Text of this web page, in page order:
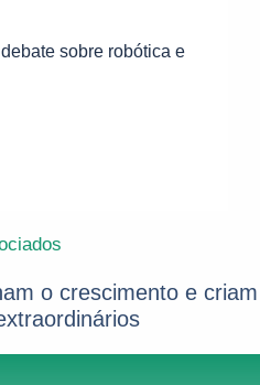
sobre robótica e
o crescimento e criam